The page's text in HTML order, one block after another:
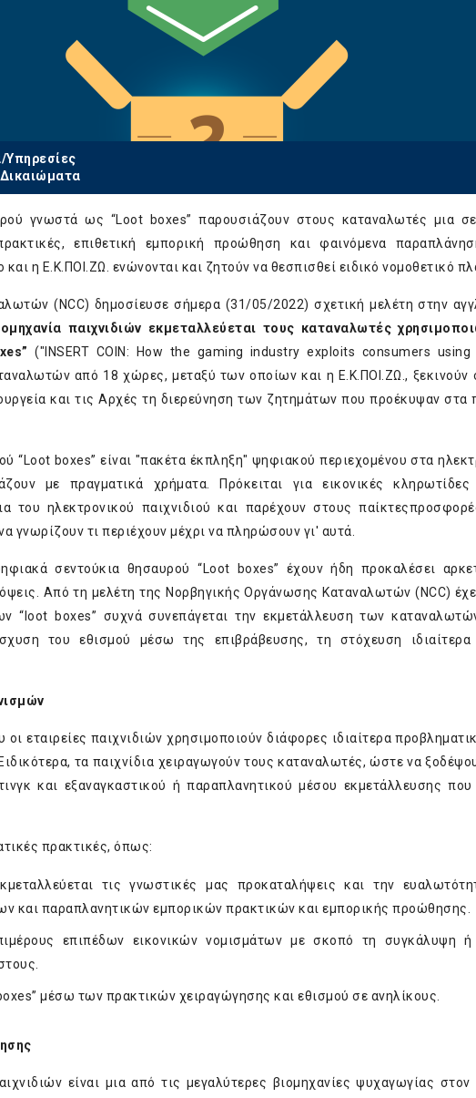
Υπηρεσίες
γνωστά ως “Loot boxes” παρουσιάζουν στους καταναλωτές μια
επιθετική εμπορική προώθηση και φαινόμενα
η Ε.Κ.ΠΟΙ.ΖΩ. ενώνονται και ζητούν να θεσπισθεί ειδικό νομοθετικό
(NCC) δημοσίευσε σήμερα (31/05/2022) σχετική μελέτη στην
παιχνιδιών εκμεταλλεύεται τους καταναλωτές
” ("INSERT COIN: How the gaming industry exploits consumers
από 18 χώρες, μεταξύ των οποίων και η Ε.Κ.ΠΟΙ.ΖΩ., ξεκινούν
και τις Αρχές τη διερεύνηση των ζητημάτων που προέκυψαν στα
“Loot boxes” είναι "πακέτα έκπληξη" ψηφιακού περιεχομένου στα
με πραγματικά χρήματα. Πρόκειται για εικονικές
του ηλεκτρονικού παιχνιδιού και παρέχουν στους
γνωρίζουν τι περιέχουν μέχρι να πληρώσουν γι' αυτά.
σεντούκια θησαυρού “Loot boxes” έχουν ήδη προκαλέσει
Aπό τη μελέτη της Νορβηγικής Οργάνωσης Καταναλωτών (NCC)
“loot boxes” συχνά συνεπάγεται την εκμετάλλευση των
του εθισμού μέσω της επιβράβευσης, τη στόχευση
οι εταιρείες παιχνιδιών χρησιμοποιούν διάφορες ιδιαίτερα
τα παιχνίδια χειραγωγούν τους καταναλωτές, ώστε να
και εξαναγκαστικού ή παραπλανητικού μέσου εκμετάλλευσης που
πρακτικές, όπως:
τις γνωστικές μας προκαταλήψεις και την
και παραπλανητικών εμπορικών πρακτικών και εμπορικής προώθησης.
επιπέδων εικονικών νομισμάτων με σκοπό τη συγκάλυψη
μέσω των πρακτικών χειραγώγησης και εθισμού σε ανηλίκους.
είναι μια από τις μεγαλύτερες βιομηχανίες ψυχαγωγίας